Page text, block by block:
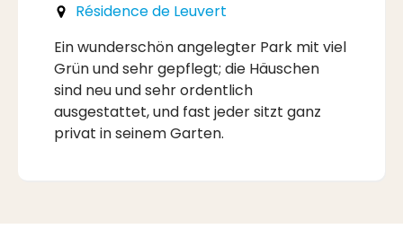
Résidence de Leuvert
Ein wunderschön angelegter Park mit viel
Grün und sehr gepflegt; die Häuschen
sind neu und sehr ordentlich
ausgestattet, und fast jeder sitzt ganz
privat in seinem Garten.